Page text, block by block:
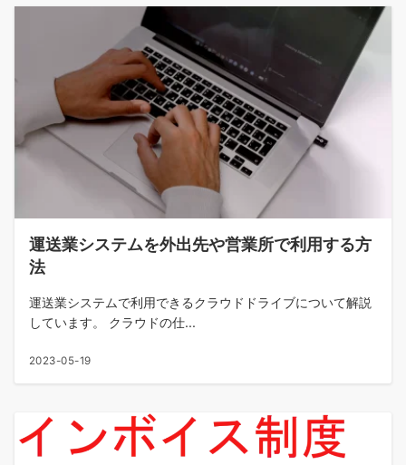
運送業システムを外出先や営業所で利用する方
法
運送業システムで利用できるクラウドドライブについて解説
しています。 クラウドの仕...
2023-05-19